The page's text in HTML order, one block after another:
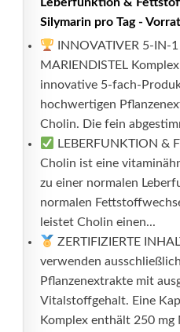
Silymarin pro Tag -
INNOVATIVER 5-IN-
MARIENDISTEL
innovative 5-fach-
hochwertigen
Cholin. Die fein
LEBERFUNKTION &
Cholin ist eine
zu einer normalen
normalen
leistet Cholin einen...
ZERTIFIZIERTE
verwenden
Pflanzenextrakte mit
Vitalstoffgehalt. Eine
Komplex enthält 250